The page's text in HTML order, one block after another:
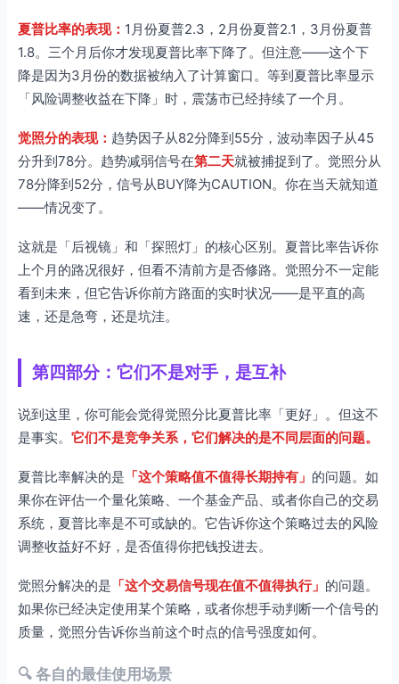
夏普比率的表现： 1月份夏普2.3，2月份夏普2.1，3月份夏普
1.8。三个月后你才发现夏普比率下降了。但注意——这个下
降是因为3月份的数据被纳入了计算窗口。等到夏普比率显示
「风险调整收益在下降」时，震荡市已经持续了一个月。
觉照分的表现： 趋势因子从82分降到55分，波动率因子从45
分升到78分。趋势减弱信号在第二天就被捕捉到了。觉照分从
78分降到52分，信号从BUY降为CAUTION。你在当天就知道
——情况变了。
这就是「后视镜」和「探照灯」的核心区别。夏普比率告诉你
上个月的路况很好，但看不清前方是否修路。觉照分不一定能
看到未来，但它告诉你前方路面的实时状况——是平直的高
速，还是急弯，还是坑洼。
第四部分：它们不是对手，是互补
说到这里，你可能会觉得觉照分比夏普比率「更好」。但这不
是事实。 它们不是竞争关系，它们解决的是不同层面的问题。
夏普比率解决的是 「这个策略值不值得长期持有」 的问题。如
果你在评估一个量化策略、一个基金产品、或者你自己的交易
系统，夏普比率是不可或缺的。它告诉你这个策略过去的风险
调整收益好不好，是否值得你把钱投进去。
觉照分解决的是 「这个交易信号现在值不值得执行」 的问题。
如果你已经决定使用某个策略，或者你想手动判断一个信号的
质量，觉照分告诉你当前这个时点的信号强度如何。
🔍 各自的最佳使用场景